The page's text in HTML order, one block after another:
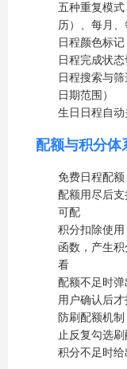
五种重复模
历）、每月、
日程颜色标
日程完成状
日程搜索与
日期范围）
生日日程自
配额与积分体
免费日程配
配额用尽后
可配
积分扣除使
函数，产生
看
配额不足时弹
用户确认后才
防刷配额机
止反复勾选
积分不足时给